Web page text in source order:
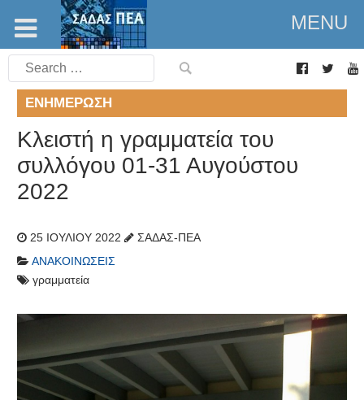
MENU
Search
for:
ΕΝΗΜΈΡΩΣΗ
Κλειστή η γραμματεία του
συλλόγου 01-31 Αυγούστου
2022
25 ΙΟΥΛΊΟΥ 2022
ΣΑΔΑΣ-ΠΕΑ
ΑΝΑΚΟΙΝΏΣΕΙΣ
γραμματεία